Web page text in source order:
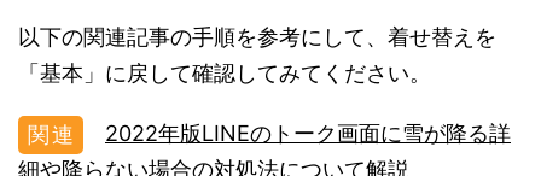
以下の関連記事の手順を参考にして、着せ替えを
「基本」に戻して確認してみてください。
2022年版LINEのトーク画面に雪が降る詳
細や降らない場合の対処法について解説